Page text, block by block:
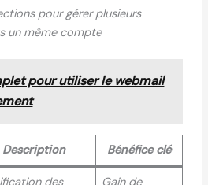
pour gérer plusieurs
un même compte
pour utiliser le webmail
Description Bénéfice clé